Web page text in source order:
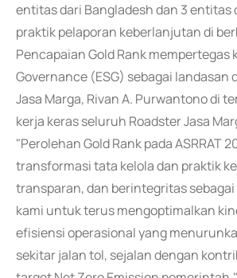
entitas dari Bangladesh dan 3 entitas
praktik pelaporan keberlanjutan di
Pencapaian Gold Rank
Governance (ESG) sebagai
Jasa Marga, Rivan A. Purwantono di
kerja keras seluruh Roadster Jasa
"Perolehan Gold Rank pada
transformasi tata kelola dan praktik
transparan, dan berintegritas
kami untuk terus mengoptimalkan
efisiensi operasional yang
sekitar jalan tol, sejalan dengan